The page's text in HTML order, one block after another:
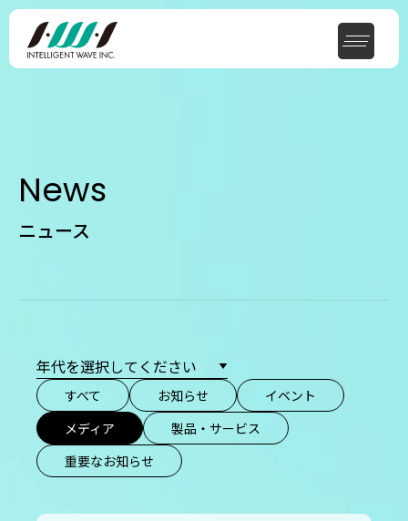
News
ニュース
すべて お知らせ
イベント
メディア
製品・サービス
重要なお知らせ